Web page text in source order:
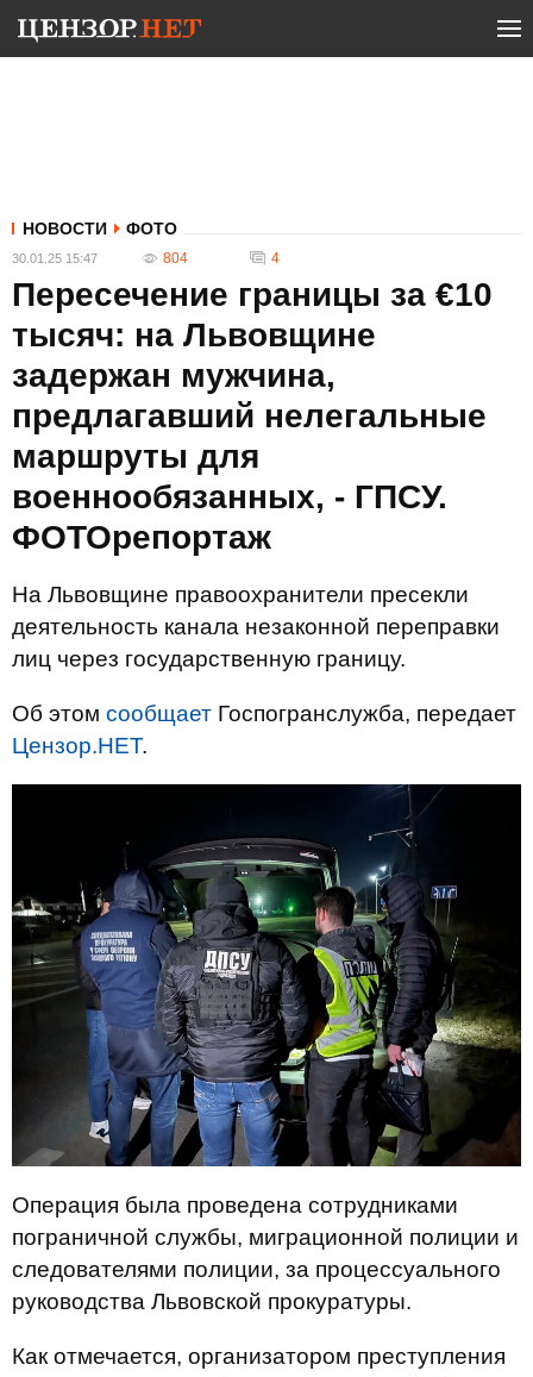
НОВОСТИ ФОТО
30.01.25 15:47 804 4
Пересечение границы за €10
тысяч: на Львовщине
задержан мужчина,
предлагавший нелегальные
маршруты для
военнообязанных, - ГПСУ.
ФОТОрепортаж
На Львовщине правоохранители пресекли
деятельность канала незаконной переправки
лиц через государственную границу.
Об этом сообщает Госпогранслужба, передает
Цензор.НЕТ.
Операция была проведена сотрудниками
пограничной службы, миграционной полиции и
следователями полиции, за процессуального
руководства Львовской прокуратуры.
Как отмечается, организатором преступления